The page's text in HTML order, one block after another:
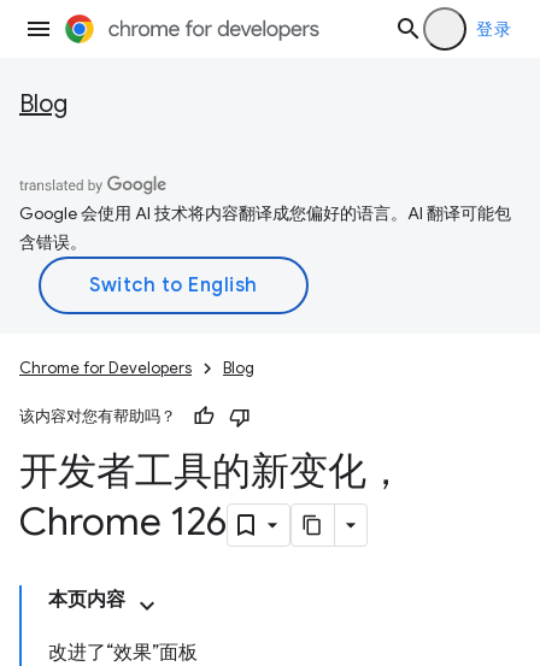
登录
Blog
Google 会使用 AI 技术将内容翻译成您偏好的语言。AI 翻译可能包
含错误。
Chrome for Developers Blog
该内容对您有帮助吗？
开发者工具的新变化，
Chrome 126
本页内容
改进了“效果”面板